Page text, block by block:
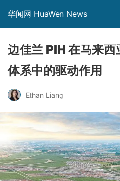
华闻网 HuaWen News
边佳兰 PIH 在马来
体系中的驱动作用
Ethan Liang